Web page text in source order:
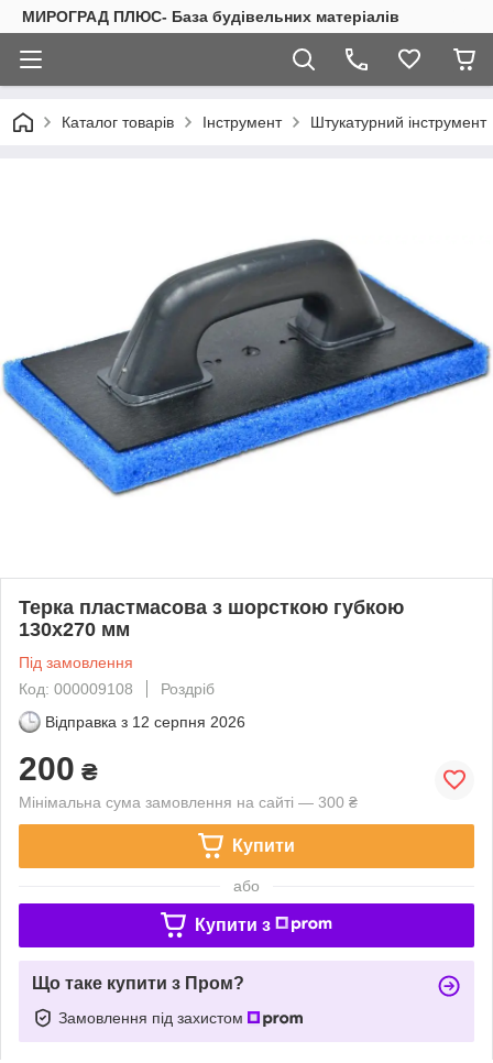
МИРОГРАД ПЛЮС- База будівельних матеріалів
Каталог товарів Інструмент Штукатурний інструмент
Терка пластмасова з шорсткою губкою
130х270 мм
Під замовлення
Код: 000009108
Роздріб
Відправка з 12 серпня 2026
200 ₴
Мінімальна сума замовлення на сайті — 300 ₴
Купити
або
Купити з
Що таке купити з Пром?
Замовлення під захистом